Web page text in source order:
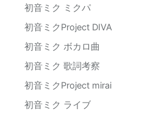
初音ミク ミクパ
初音ミクProject DIVA
初音ミク ボカロ曲
初音ミク 歌詞考察
初音ミクProject mirai
初音ミク ライブ